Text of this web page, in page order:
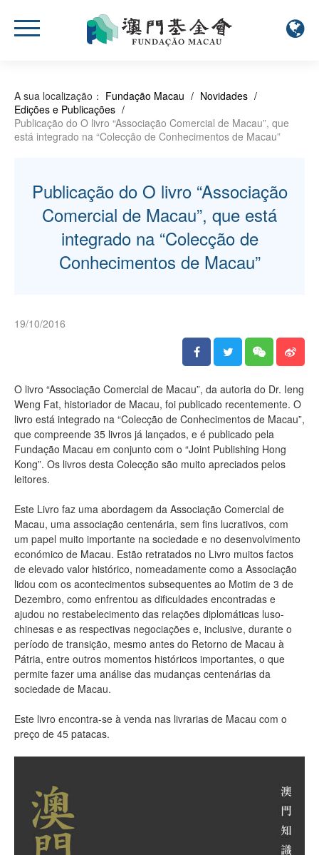
A sua localização： Fundação Macau / Novidades /
Edições e Publicações /
Publicação do O livro “Associação Comercial de Macau”, que
está integrado na “Colecção de Conhecimentos de Macau”
Publicação do O livro “Associação
Comercial de Macau”, que está
integrado na “Colecção de
Conhecimentos de Macau”
19/10/2016
O livro “Associação Comercial de Macau”, da autoria do Dr. Ieng
Weng Fat, historiador de Macau, foi publicado recentemente. O
livro está integrado na “Colecção de Conhecimentos de Macau”,
que compreende 35 livros já lançados, e é publicado pela
Fundação Macau em conjunto com o “Joint Publishing Hong
Kong”. Os livros desta Colecção são muito apreciados pelos
leitores.
Este Livro faz uma abordagem da Associação Comercial de
Macau, uma associação centenária, sem fins lucrativos, com
um papel muito importante na sociedade e no desenvolvimento
económico de Macau. Estão retratados no Livro muitos factos
de elevado valor histórico, nomeadamente como a Associação
lidou com os acontecimentos subsequentes ao Motim de 3 de
Dezembro, como enfrentou as dificuldades encontradas e
ajudou no restabelecimento das relações diplomáticas luso-
chinesas e as respectivas negociações e, inclusive, durante o
período de transição, mesmo antes do Retorno de Macau à
Pátria, entre outros momentos históricos importantes, o que
permite fazer uma análise das mudanças centenárias da
sociedade de Macau.
Este livro encontra-se à venda nas livrarias de Macau com o
preço de 45 patacas.